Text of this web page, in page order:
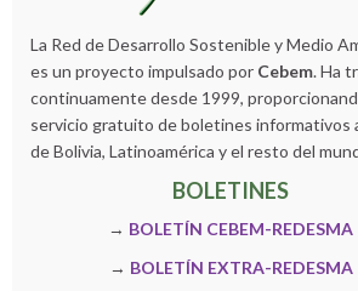
La Red de Desarrollo Sostenible y Medio
es un proyecto impulsado por Cebem. Ha
continuamente desde 1999,
servicio gratuito de boletines informativos
de Bolivia, Latinoamérica y el resto del
BOLETINES
→ BOLETÍN CEBEM-REDESMA
→ BOLETÍN EXTRA-REDESMA